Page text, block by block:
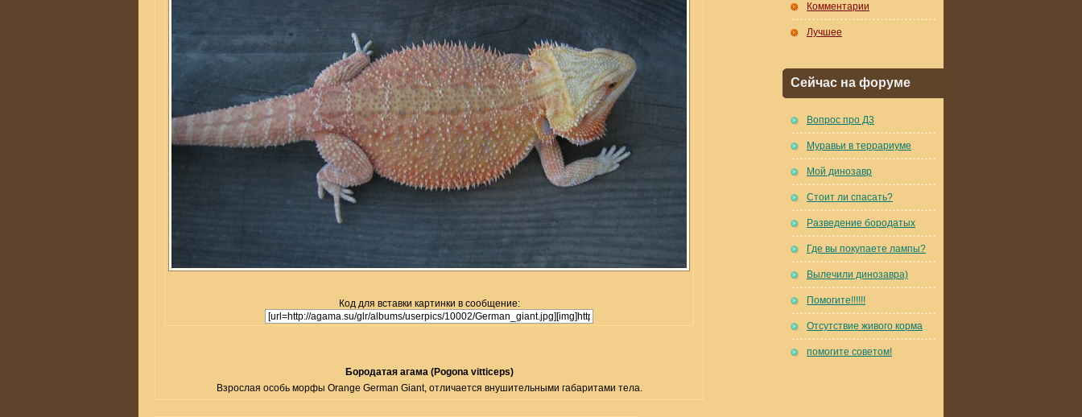
Код для вставки картинки в сообщение:
Бородатая агама (Pogona vitticeps)
Взрослая особь морфы Orange German Giant, отличается внушительными габаритами тела.
Комментарии
Лучшее
Сейчас на форуме
Вопрос про Д3
Муравьи в террариуме
Мой динозавр
Стоит ли спасать?
Разведение бородатых
Где вы покупаете лампы?
Вылечили динозавра)
Помогите!!!!!!
Отсутствие живого корма
помогите советом!